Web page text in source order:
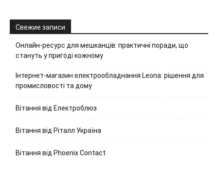
Свежие записи
Онлайн-ресурс для мешканців: практичні поради, що
стануть у пригоді кожному
Інтернет-магазин електрообладнання Leona: рішення для
промисловості та дому
Вітання від Електроблюз
Вітання від Ріталл Україна
Вітання від Phoenix Contact